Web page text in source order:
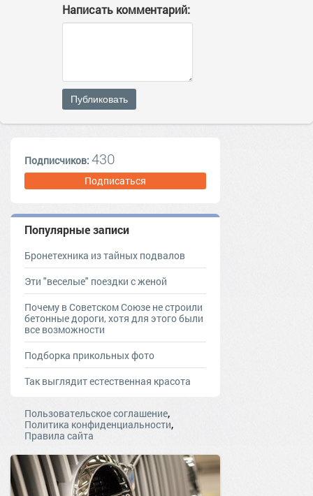
Написать комментарий:
Публиковать
Подписчиков: 430
Подписаться
Популярные записи
Бронетехника из тайных подвалов
Эти "веселые" поездки с женой
Почему в Советском Союзе не строили
бетонные дороги, хотя для этого были
все возможности
Подборка прикольных фото
Так выглядит естественная красота
Пользовательское соглашение,
Политика конфиденциальности,
Правила сайта